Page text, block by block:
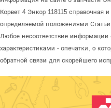
Корвет 4 Энкор 118115 справочная
определяемой положениями
Любое несоответствие информации
характеристиками - опечатки, о
обратной связи для скорейшего